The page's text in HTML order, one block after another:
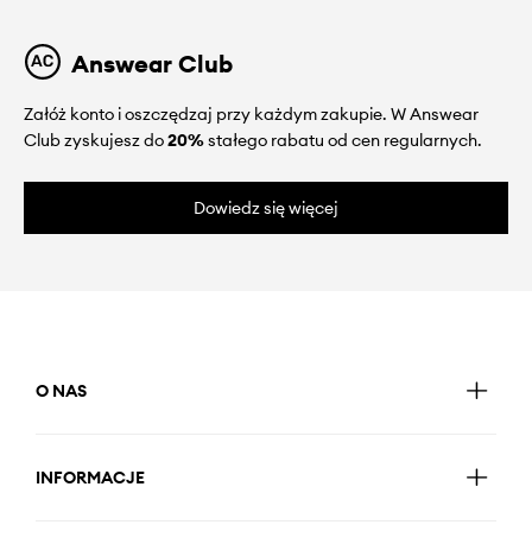
Answear Club
Załóż konto i oszczędzaj przy każdym zakupie. W Answear
Club zyskujesz do20%stałego rabatu od cen regularnych.
Dowiedz się więcej
O NAS
INFORMACJE